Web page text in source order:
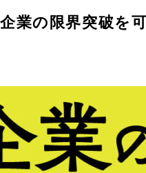
業の限界突破